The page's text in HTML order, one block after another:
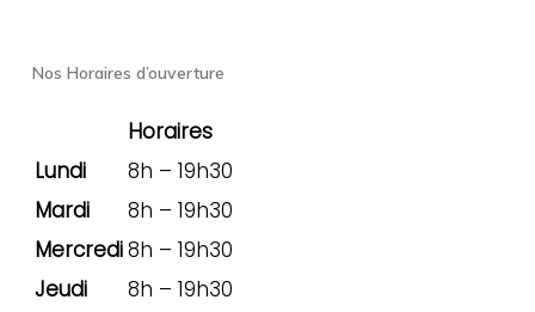
Nos Horaires d’ouverture
Horaires
Lundi
8h – 19h30
Mardi
8h – 19h30
Mercredi8h – 19h30
Jeudi
8h – 19h30